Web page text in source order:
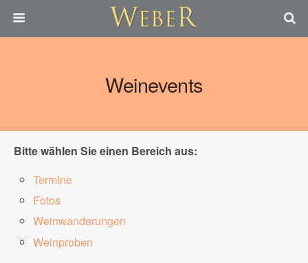
Weinevents
Bitte wählen Sie einen Bereich aus:
Termine
Fotos
Weinwanderungen
Weinproben